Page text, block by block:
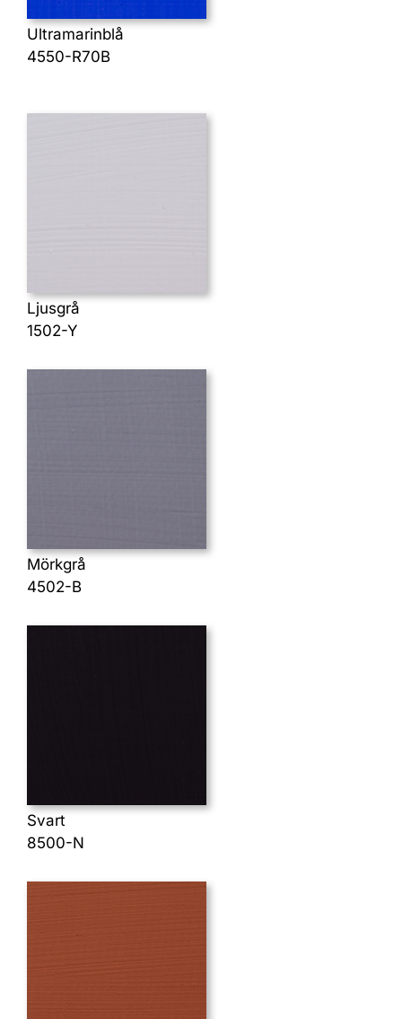
Ultramarinblå
4550-R70B
Ljusgrå
1502-Y
Mörkgrå
4502-B
Svart
8500-N